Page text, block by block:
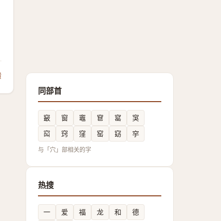
同部首
䆻 窗 竈 䆞 窰
䆕
䆗
窍 窪 窑 窈 穻
与「穴」部相关的字
热搜
一 爱 福 龙 和
德